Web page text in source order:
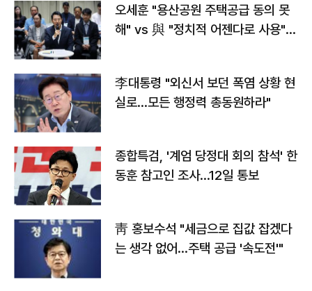
오세훈 "용산공원 주택공급 동의 못
해" vs 與 "정치적 어젠다로 사용"
李대통령 "외신서 보던 폭염 상황 현
실로…모든 행정력 총동원하라"
종합특검, '계엄 당정대 회의 참석' 한
동훈 참고인 조사...12일 통보
靑 홍보수석 "세금으로 집값 잡겠다
는 생각 없어…주택 공급 '속도전'"